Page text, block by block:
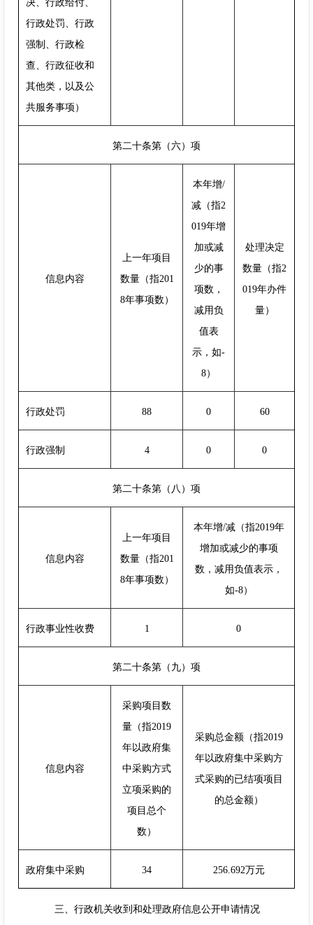
决、行政给付、
行政处罚、行政
强制、行政检
查、行政征收和
其他类，以及公
共服务事项）
第二十条第（六）项
信息内容
上一年项目
数量（指201
8年事项数）
本年增/
减（指2
019年增
加或减
少的事
项数，
减用负
值表
示，如-
8）
处理决定
数量（指2
019年办件
量）
行政处罚 88 0 60
行政强制 4 0 0
第二十条第（八）项
信息内容
上一年项目
数量（指201
8年事项数）
本年增/减（指2019年
增加或减少的事项
数，减用负值表示，
如-8）
行政事业性收费 1 0
第二十条第（九）项
信息内容
采购项目数
量（指2019
年以政府集
中采购方式
立项采购的
项目总个
数）
采购总金额（指2019
年以政府集中采购方
式采购的已结项项目
的总金额）
政府集中采购 34 256.692万元
三、行政机关收到和处理政府信息公开申请情况